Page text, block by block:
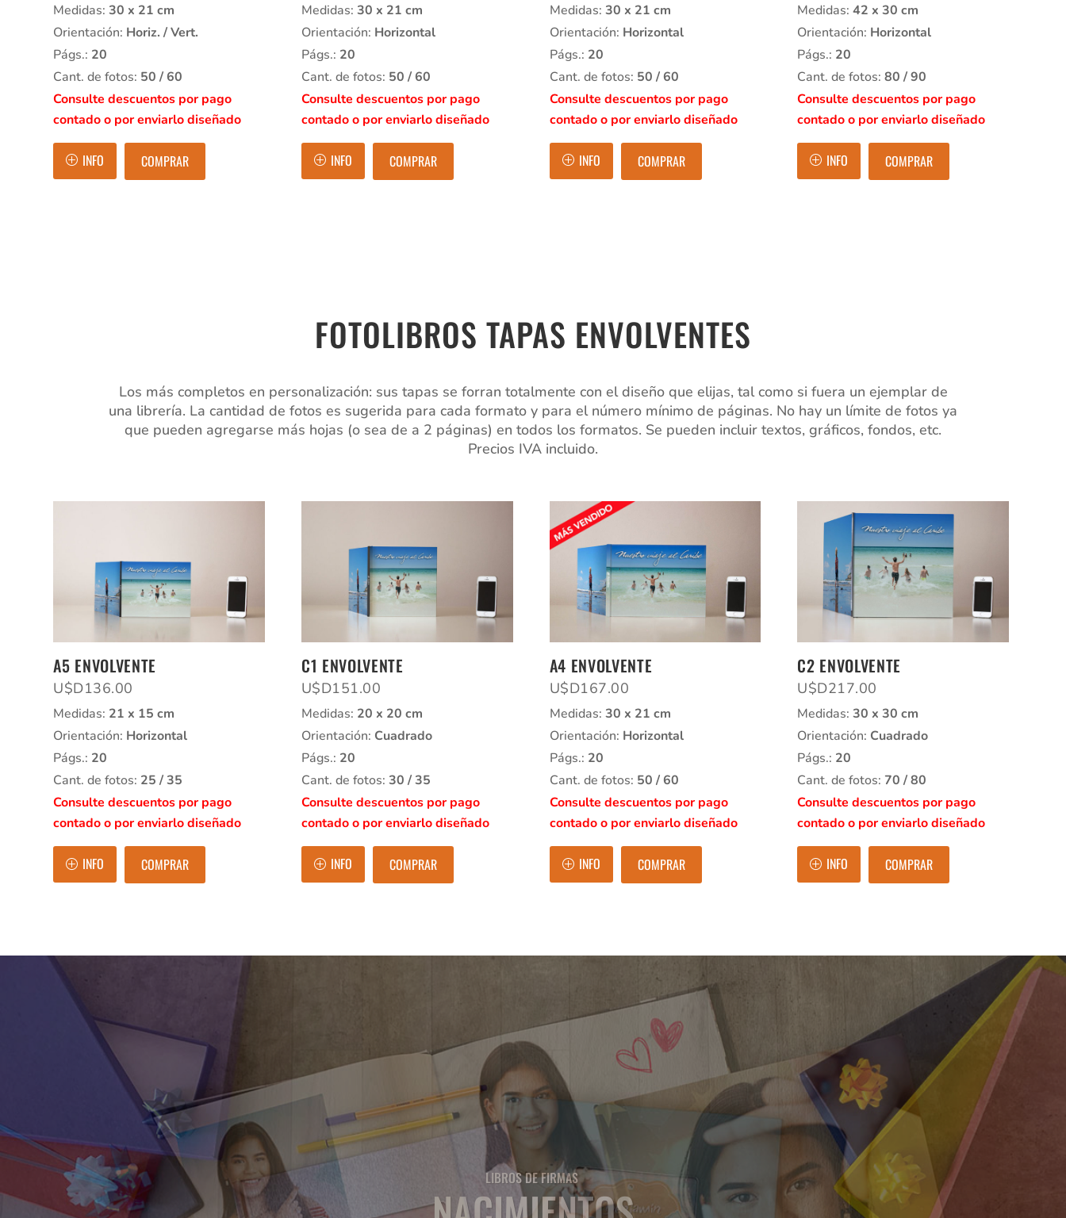
Medidas:30 x 21 cm
Orientación: Horiz. / Vert.
Págs.: 20
Cant. de fotos: 50 / 60
Consulte descuentos por pago
contado o por enviarlo diseñado
INFO COMPRAR
Medidas: 30 x 21 cm
Orientación: Horizontal
Págs.: 20
Cant. de fotos: 50 / 60
Consulte descuentos por pago
contado o por enviarlo diseñado
INFO COMPRAR
Medidas: 30 x 21 cm
Orientación: Horizontal
Págs.: 20
Cant. de fotos: 50 / 60
Consulte descuentos por pago
contado o por enviarlo diseñado
INFO COMPRAR
Medidas:42 x 30 cm
Orientación: Horizontal
Págs.: 20
Cant. de fotos:80 / 90
Consulte descuentos por pago
contado o por enviarlo diseñado
INFO COMPRAR
FOTOLIBROS TAPAS ENVOLVENTES
Los más completos en personalización: sus tapas se forran totalmente con el diseño que elijas, tal como si fuera un ejemplar de
una librería. La cantidad de fotos es sugerida para cada formato y para el número mínimo de páginas. No hay un límite de fotos ya
que pueden agregarse más hojas (o sea de a 2 páginas) en todos los formatos. Se pueden incluir textos, gráficos, fondos, etc.
Precios IVA incluido.
A5 ENVOLVENTE
U$D136.00
Medidas: 21 x 15 cm
Orientación: Horizontal
Págs.: 20
Cant. de fotos: 25 / 35
Consulte descuentos por pago
contado o por enviarlo diseñado
INFO COMPRAR
C1 ENVOLVENTE
U$D151.00
Medidas: 20 x 20 cm
Orientación: Cuadrado
Págs.: 20
Cant. de fotos: 30 / 35
Consulte descuentos por pago
contado o por enviarlo diseñado
INFO COMPRAR
A4 ENVOLVENTE
U$D167.00
Medidas: 30 x 21 cm
Orientación: Horizontal
Págs.: 20
Cant. de fotos: 50 / 60
Consulte descuentos por pago
contado o por enviarlo diseñado
INFO COMPRAR
C2 ENVOLVENTE
U$D217.00
Medidas:30 x 30 cm
Orientación: Cuadrado
Págs.: 20
Cant. de fotos:70 / 80
Consulte descuentos por pago
contado o por enviarlo diseñado
INFO COMPRAR
LIBROS DE FIRMAS